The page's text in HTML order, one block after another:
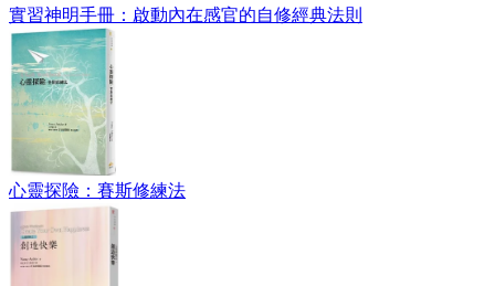
實習神明手冊：啟動內在感官的自修經典法則
心靈探險：賽斯修練法